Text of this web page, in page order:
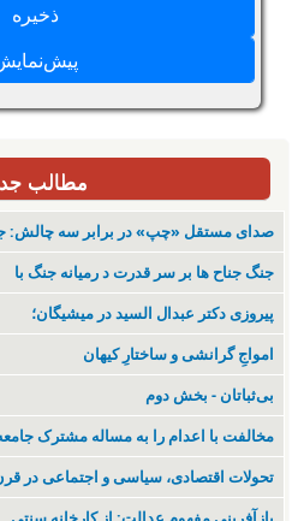
مطالب جدید
صدای مستقل «چپ» در برابر سه چالش: جنگ
جنگ جناح ها بر سر قدرت د رمیانە جنگ با
پیروزی دکتر عبدال السید در میشیگان؛
‌امواجِ گرانشی و ساختارِ کیهان
بی‌ثباتان - بخش دوم
مخالفت با اعدام را به مساله مشترک جامعه
تحولات اقتصادی، سیاسی و اجتماعی در قرن